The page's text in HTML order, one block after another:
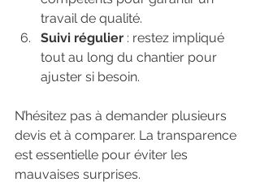
travail de qualité.
Suivi régulier : restez impliqué
tout au long du chantier pour
ajuster si besoin.
N’hésitez pas à demander plusieurs
devis et à comparer. La transparence
est essentielle pour éviter les
mauvaises surprises.